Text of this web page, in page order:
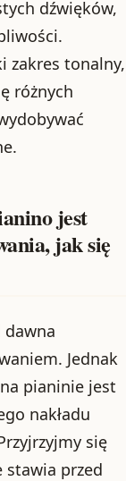
dźwięków,
zakres tonalny,
różnych
jest
jak się
Jednak
pianinie jest
nakładu
się
stawia przed